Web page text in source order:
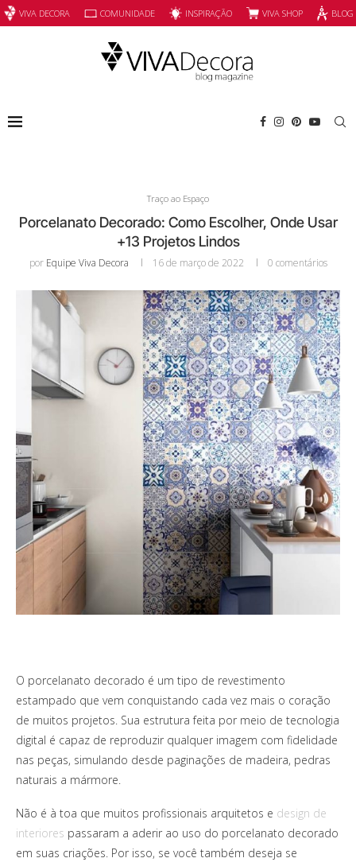
VIVA DECORA COMUNIDADE INSPIRAÇÃO VIVA SHOP
Traço ao Espaço
Porcelanato Decorado: Como Escolher, Onde Usar
+13 Projetos Lindos
por Equipe Viva Decora 16 de março de 2022 0 comentários
O porcelanato decorado é um tipo de revestimento
estampado que vem conquistando cada vez mais o coração
de muitos projetos. Sua estrutura feita por meio de tecnologia
digital é capaz de reproduzir qualquer imagem com fidelidade
nas peças, simulando desde paginações de madeira, pedras
naturais a mármore.
Não é à toa que muitos profissionais arquitetos e design de
interiores passaram a aderir ao uso do porcelanato decorado
em suas criações. Por isso, se você também deseja se